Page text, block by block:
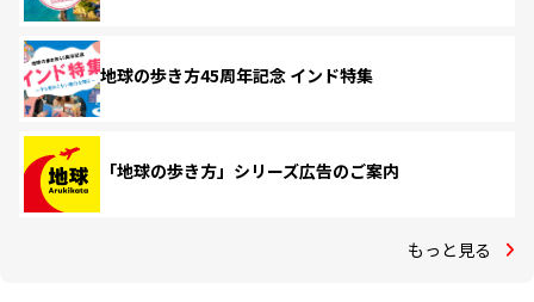
地球の歩き方45周年記念 インド特集
「地球の歩き方」シリーズ広告のご案内
もっと見る